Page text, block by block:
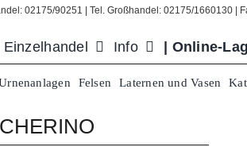
02175/90251 | Tel. Großhandel: 02175/1660130 |
Einzelhandel Info | Online-
Felsen Laternen und Vasen